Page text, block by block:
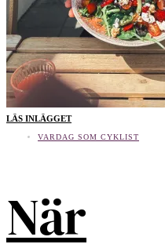
LÄS INLÄGGET
VARDAG SOM CYKLIST
När